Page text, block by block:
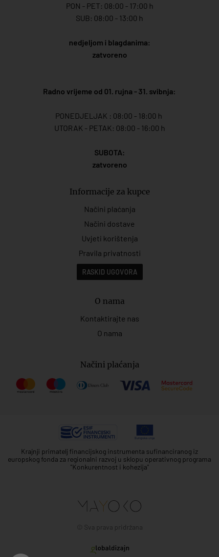
PON - PET: 08:00 - 17:00 h
SUB: 08:00 - 13:00 h
nedjeljom i blagdanima:
zatvoreno
Radno vrijeme od 01. rujna - 31. svibnja:
PONEDJELJAK : 08:00 - 18:00 h
UTORAK - PETAK: 08:00 - 16:00 h
SUBOTA:
zatvoreno
Informacije za kupce
Načini plaćanja
Načini dostave
Uvjeti korištenja
Pravila privatnosti
RASKID UGOVORA
O nama
Kontaktirajte nas
O nama
Načini plaćanja
Krajnji primatelj financijskog instrumenta sufinanciranog iz
europskog fonda za regionalni razvoj u sklopu operativnog programa
"Konkurentnost i kohezija"
© Sva prava pridržana